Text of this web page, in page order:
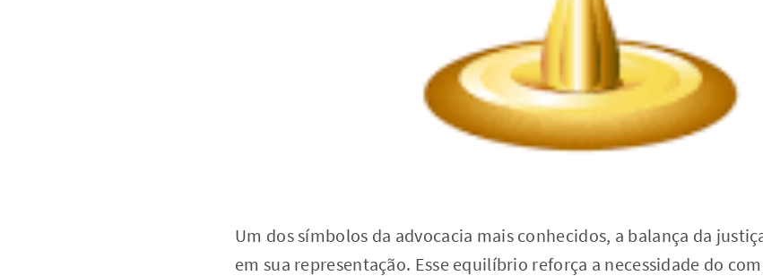
Um dos símbolos da advocacia mais conhecidos, a balança da
em sua representação. Esse equilíbrio reforça a necessidade do